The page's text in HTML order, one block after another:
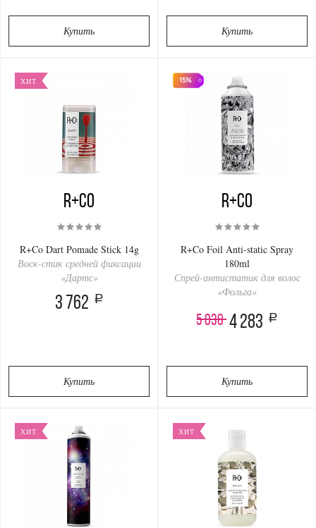
Купить Купить
ХИТ
R+Co
R+Co Dart Pomade Stick 14g
Воск-стик средней фиксации
«Дартс»
3 762 a
Купить
15%
R+Co
R+Co Foil Anti-static Spray
180ml
Спрей-антистатик для волос
«Фольга»
5 038 4 283 a
Купить
ХИТ ХИТ